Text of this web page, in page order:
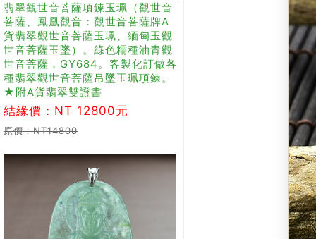
翡翠觀世音菩薩項鍊玉珮（觀世音
菩薩、鳳凰觀音：觀世音菩薩牌A
貨翡翠觀世音菩薩玉珮、緬甸玉觀
世音菩薩玉墜）。綠色糯種油青觀
世音菩薩，GY684。客製化訂做各
種翡翠觀世音菩薩吊墜玉珮項鍊。
★附A貨翡翠雙證書
結緣價：NT 12800元
原價：NT14800